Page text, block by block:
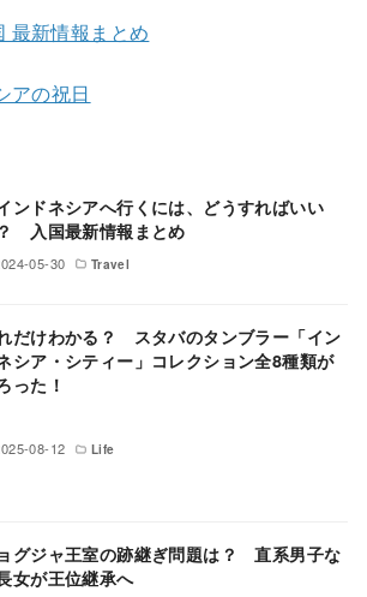
最新情報まとめ
アの祝日
ンドネシアへ行くには、どうすればいい
入国最新情報まとめ
05-30 Travel
だけわかる？ スタバのタンブラー「イン
シア・シティー」コレクション全8種類が
った！
08-12 Life
グジャ王室の跡継ぎ問題は？ 直系男子な
女が王位継承へ